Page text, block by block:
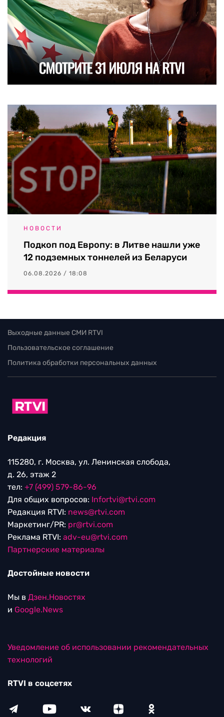
НОВОСТИ
Подкоп под Европу: в Литве нашли уже
12 подземных тоннелей из Беларуси
06.08.2026 / 18:08
Выходные данные СМИ RTVI
Пользовательское соглашение
Политика обработки персональных данных
Редакция
115280, г. Москва, ул. Ленинская слобода,
д. 26, этаж 2
тел: +7 (499) 579-86-96
Для общих вопросов: Infortvi@rtvi.com
Редакция RTVI: news@rtvi.com
Маркетинг/PR: pr@rtvi.com
Реклама RTVI: adv-eu@rtvi.com
Партнерские материалы
Достойные новости
Мы в Дзен.Новостях
и Google.News
Уведомление об использовании рекомендательных
технологий
RTVI в соцсетях